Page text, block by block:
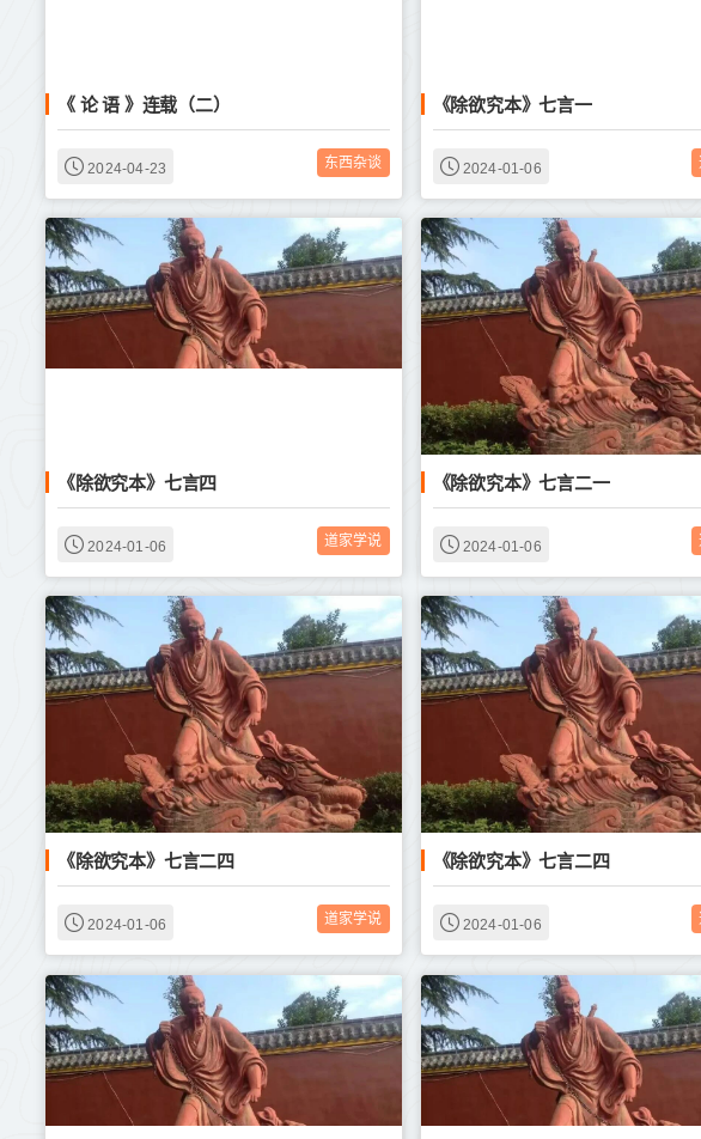
《 论 语 》连载（二）
2024-04-23 东西杂谈
《除欲究本》七言一
2024-01-06
《除欲究本》七言四
2024-01-06 道家学说
《除欲究本》七言二一
2024-01-06
《除欲究本》七言二四
2024-01-06 道家学说
《除欲究本》七言二四
2024-01-06